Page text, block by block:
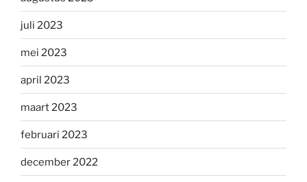
juli 2023
mei 2023
april 2023
maart 2023
februari 2023
december 2022